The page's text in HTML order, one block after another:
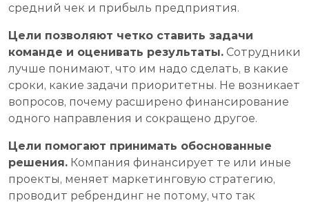
средний чек и прибыль предприятия.
Цели позволяют четко ставить задачи
команде и оценивать результаты. Сотрудники
лучше понимают, что им надо сделать, в какие
сроки, какие задачи приоритетны. Не возникает
вопросов, почему расширено финансирование
одного направления и сокращено другое.
Цели помогают принимать обоснованные
решения. Компания финансирует те или иные
проекты, меняет маркетинговую стратегию,
проводит ребрендинг не потому, что так